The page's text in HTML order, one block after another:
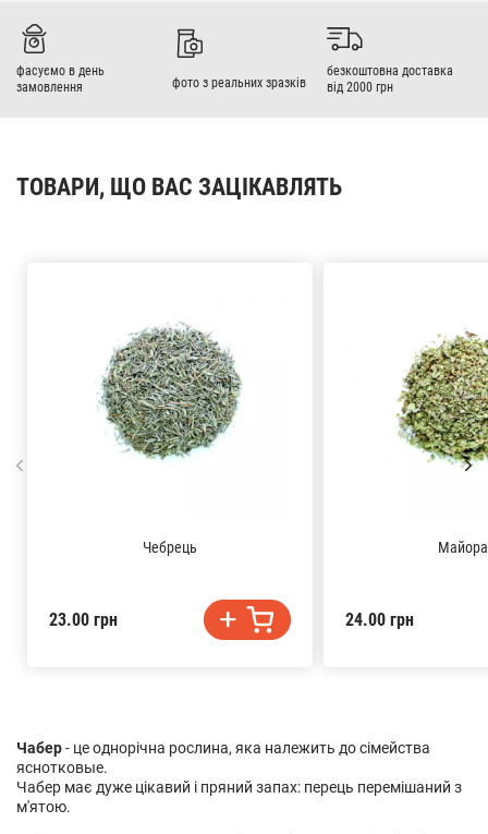
фасуємо в день
замовлення
фото з реальних зразків
безкоштовна доставка
від 2000 грн
Чабер- це однорічна рослина, яка належить до сімейства
яснотковые.
Чабер має дуже цікавий і пряний запах: перець перемішаний з
м'ятою.
ТОВАРИ, ЩО ВАС ЗАЦІКАВЛЯТЬ
Чебрець
23.00 грн 24.00 грн